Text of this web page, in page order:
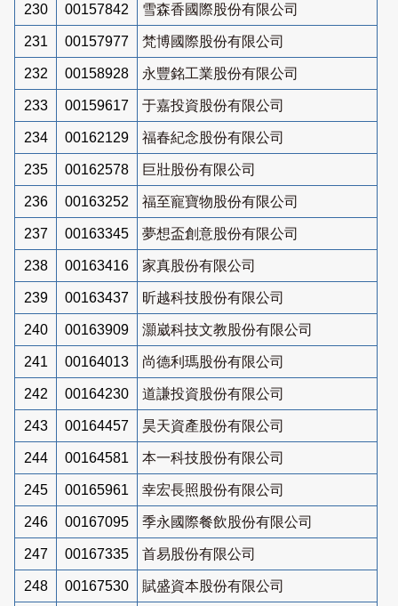
230 00157842 雪森香國際股份有限公司
231 00157977 梵博國際股份有限公司
232 00158928 永豐銘工業股份有限公司
233 00159617 于嘉投資股份有限公司
234 00162129 福春紀念股份有限公司
235 00162578 巨壯股份有限公司
236 00163252 福至寵寶物股份有限公司
237 00163345 夢想盃創意股份有限公司
238 00163416 家真股份有限公司
239 00163437 昕越科技股份有限公司
240 00163909 灝崴科技文教股份有限公司
241 00164013 尚德利瑪股份有限公司
242 00164230 道謙投資股份有限公司
243 00164457 昊天資產股份有限公司
244 00164581 本一科技股份有限公司
245 00165961 幸宏長照股份有限公司
246 00167095 季永國際餐飲股份有限公司
247 00167335 首易股份有限公司
248 00167530 賦盛資本股份有限公司